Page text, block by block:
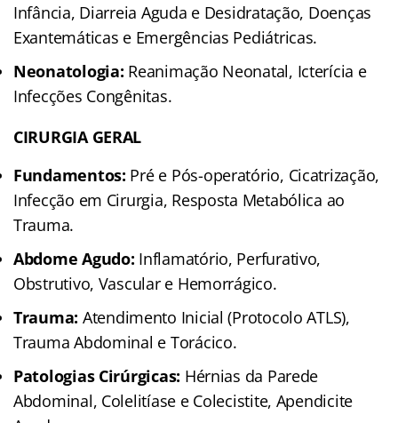
Infância, Diarreia Aguda e Desidratação, Doenças
Exantemáticas e Emergências Pediátricas.
Neonatologia: Reanimação Neonatal, Icterícia e
Infecções Congênitas.
CIRURGIA GERAL
Fundamentos: Pré e Pós-operatório, Cicatrização,
Infecção em Cirurgia, Resposta Metabólica ao
Trauma.
Abdome Agudo: Inflamatório, Perfurativo,
Obstrutivo, Vascular e Hemorrágico.
Trauma: Atendimento Inicial (Protocolo ATLS),
Trauma Abdominal e Torácico.
Patologias Cirúrgicas: Hérnias da Parede
Abdominal, Colelitíase e Colecistite, Apendicite